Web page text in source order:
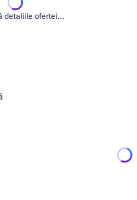
detaliile ofertei...